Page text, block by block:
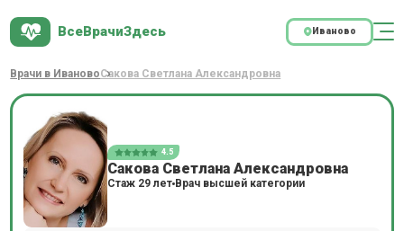
ВсеВрачиЗдесь Иваново
Врачи в ИвановоСакова Светлана Александровна
4.5
Сакова Светлана Александровна
Стаж 29 лет Врач высшей категории